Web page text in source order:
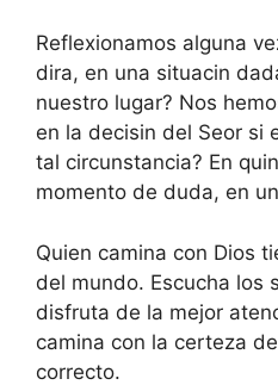
Reflexionamos alguna
dira, en una situacin
nuestro lugar? Nos
en la decisin del Seor si
tal circunstancia? En
momento de duda, en
Quien camina con Dios
del mundo. Escucha los
disfruta de la mejor
camina con la certeza
correcto.